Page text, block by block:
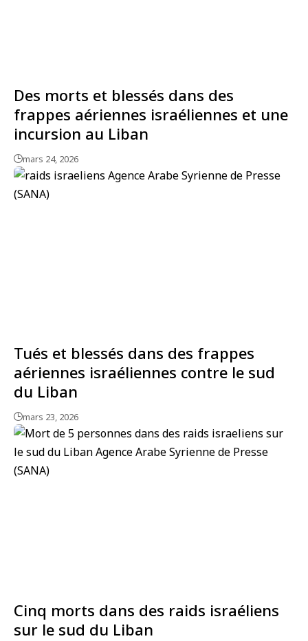
Des morts et blessés dans des
frappes aériennes israéliennes et une
incursion au Liban
mars 24, 2026
Tués et blessés dans des frappes
aériennes israéliennes contre le sud
du Liban
mars 23, 2026
Cinq morts dans des raids israéliens
sur le sud du Liban